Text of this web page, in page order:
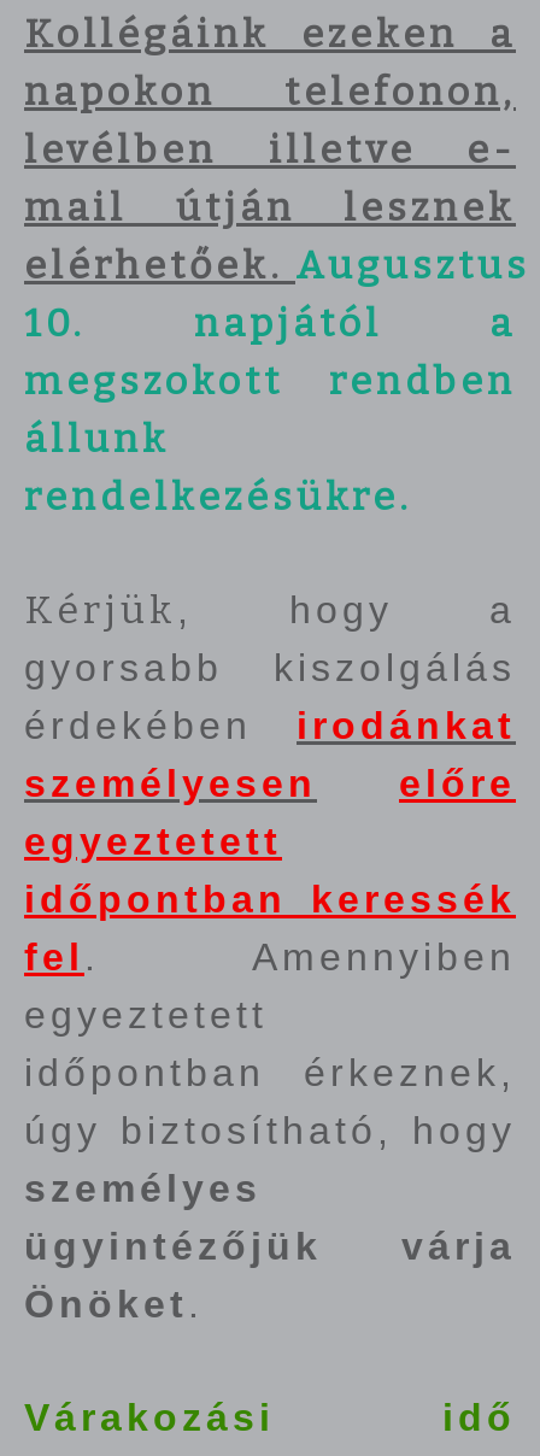
Kollégáink ezeken a
napokon telefonon,
levélben illetve e-
mail útján lesznek
elérhetőek. Augusztus
10. napjától a
megszokott rendben
állunk
rendelkezésükre.
Kérjük , hogy a
gyorsabb kiszolgálás
érdekében irodánkat
személyesen
előre
egyeztetett
időpontban keressék
fel . Amennyiben
egyeztetett
időpontban érkeznek,
úgy biztosítható, hogy
személyes
ügyintézőjük várja
Önöket.
Várakozási idő